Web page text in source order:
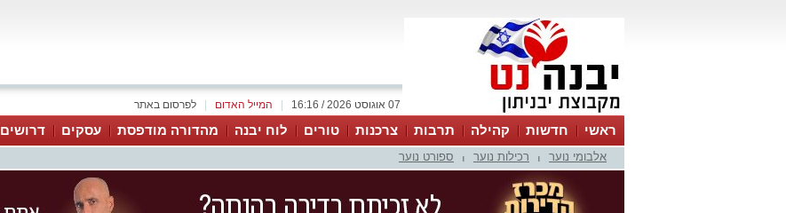
לפרסום באתר המייל האדום 07 אוגוסט 2026 / 16:16
ראשי חדשות קהילה תרבות צרכנות טורים לוח יבנה מהדורה מודפסת עסקים דרושים
אלבומי נוער רכילות נוער ספורט נוער